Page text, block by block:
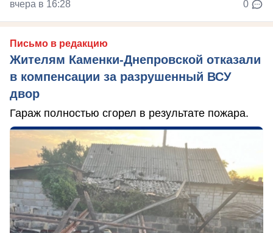
вчера в 16:28 0
Письмо в редакцию
Жителям Каменки-Днепровской отказали
в компенсации за разрушенный ВСУ
двор
Гараж полностью сгорел в результате пожара.